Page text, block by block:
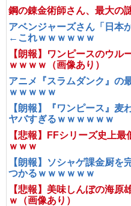
鋼の錬金術師さん、最大の
アベンジャーズさん「日本
←これｗｗｗｗｗｗ
【朗報】ワンピースのウル
ｗｗｗｗ（画像あり）
アニメ『スラムダンク』の
ｗｗｗｗｗ
【朗報】『ワンピース』麦
ヤバすぎるｗｗｗｗｗｗ
【悲報】FFシリーズ史上
ｗｗｗ
【朗報】ソシャゲ課金厨を
つかるｗｗｗｗｗｗ
【悲報】美味しんぼの海原
ｗ（画像あり）